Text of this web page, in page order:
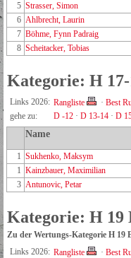
5 Strasser, Simon
6 Ahlbrecht, Laurin
7 Böhme, Fynn Padraig
8 Scheitacker, Tobias
Kategorie: H
Links 2026: Rangliste · Best
gehe zu:
D -12 · D 13-14 · D
Name
1 Sukhenko, Maksym
1 Kainzbauer, Maximilian
3 Antunovic, Petar
Kategorie: H 19
Zu der Wertungs-Kategorie H 19
Links 2026: Rangliste · Best